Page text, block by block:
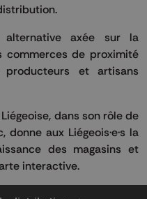
alternative axée sur la
commerces de proximité
et artisans
dans son rôle de
aux Liégeois·e·s la
des magasins et
interactive.